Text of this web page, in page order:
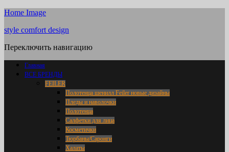
Home Image
style comfort design
Переключить навигацию
Главная
ВСЕ БРЕНДЫ
FEILER
Полотенца шенилл Feiler новые дизайны
Пледы и наволочки
Полотенца
Салфетки для лица
Косметички
Тюрбаны/Саронги
Халаты